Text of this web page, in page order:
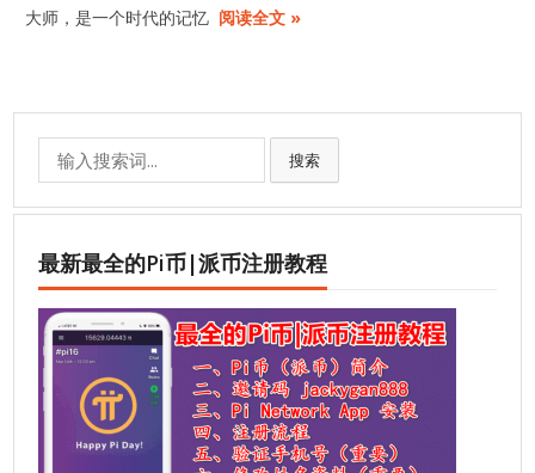
大师，是一个时代的记忆 阅读全文 »
Search
for:
搜索
最新最全的Pi币|派币注册教程